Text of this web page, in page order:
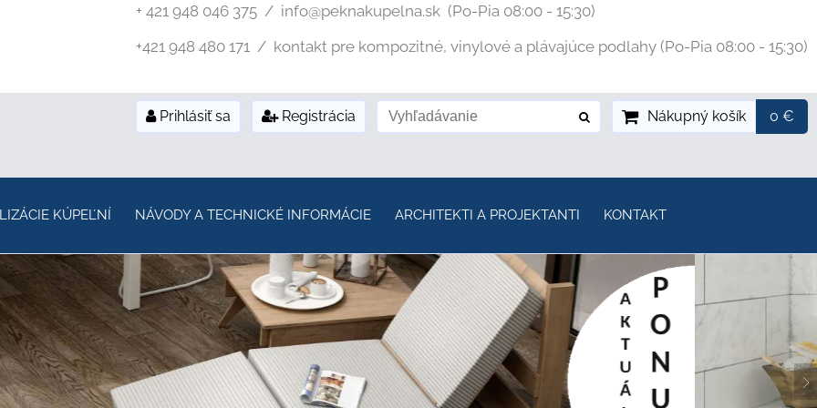
+ 421 948 046 375 / info@peknakupelna.sk (Po-Pia 08:00 - 15:30)
+421 948 480 171 / kontakt pre kompozitné, vinylové a plávajúce podlahy (Po-Pia 08:00 - 15:30)
Prihlásiť sa Registrácia Nákupný košík 0 €
KÚPEĽNÍ NÁVODY A TECHNICKÉ INFORMÁCIE ARCHITEKTI A PROJEKTANTI KONTAKT